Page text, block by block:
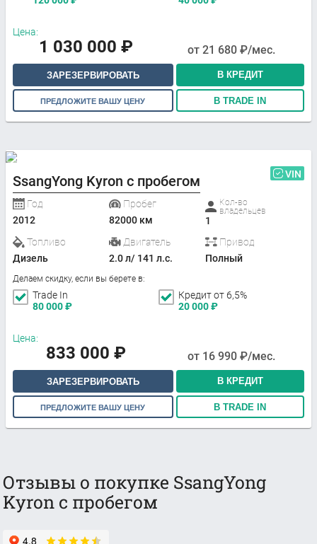
Цена:
1 030 000 ₽ от 21 680 ₽/мес.
ЗАРЕЗЕРВИРОВАТЬ В КРЕДИТ
ПРЕДЛОЖИТЕ ВАШУ ЦЕНУ В TRADE IN
SsangYong Kyron с пробегом VIN
Год
2012
Пробег
82000 км
Кол-во
владельцев
1
Топливо
Дизель
Двигатель
2.0 л/ 141 л.с.
Привод
Полный
Делаем скидку, если вы берете в:
Trade In
80 000₽
Кредит от 6,5%
20 000₽
Цена:
833 000 ₽ от 16 990 ₽/мес.
ЗАРЕЗЕРВИРОВАТЬ В КРЕДИТ
ПРЕДЛОЖИТЕ ВАШУ ЦЕНУ В TRADE IN
Отзывы о покупке SsangYong
Kyron с пробегом